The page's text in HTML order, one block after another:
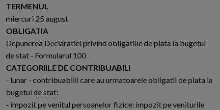
TERMENUL
miercuri 25 august
OBLIGATIA
Depunerea Declaratiei privind obligatiile de plata la bugetul
de stat - Formularul 100
CATEGORIILE DE CONTRIBUABILI
- lunar - contribuabilii care au urmatoarele obligatii de plata la
bugetul de stat:
- impozit pe venitul persoanelor fizice: impozit pe veniturile